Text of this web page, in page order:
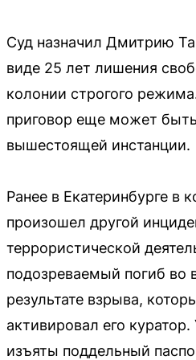
Суд назначил Дмитрию
виде 25 лет лишения
колонии строгого
приговор еще может
вышестоящей инстанции.
Ранее в Екатеринбурге в
произошел другой
террористической
подозреваемый погиб во
результате взрыва,
активировал его
изъяты поддельный